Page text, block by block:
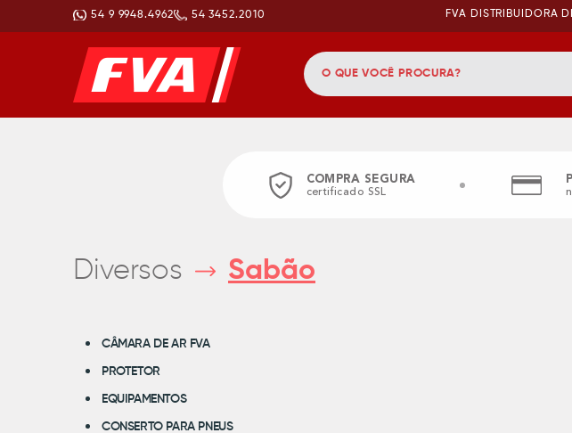
54 9 9948.4962 54 3452.2010 FVA DISTRIBUIDORA
COMPRA SEGURA
certificado SSL
Diversos Sabão
CÂMARA DE AR FVA
PROTETOR
EQUIPAMENTOS
CONSERTO PARA PNEUS